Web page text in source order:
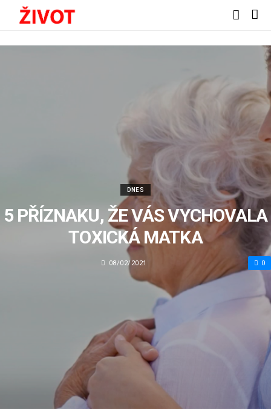
DNES
5 PŘÍZNAKU, ŽE VÁS VYCHOVALA
TOXICKÁ MATKA
08/02/2021 0